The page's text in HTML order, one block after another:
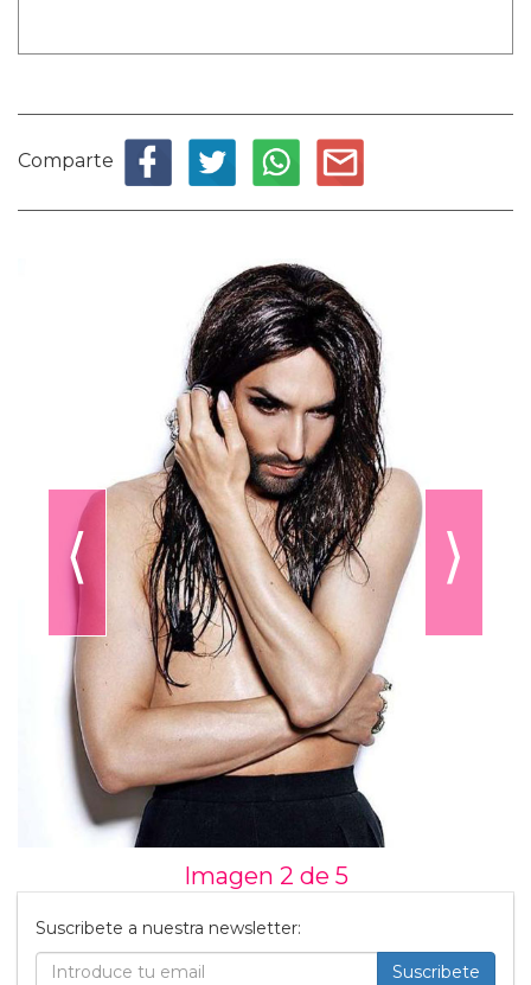
Comparte
⟨ ⟩
Imagen 2 de 5
Suscribete a nuestra newsletter:
Suscribete